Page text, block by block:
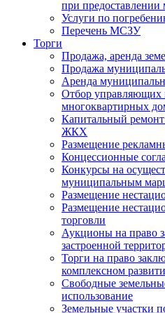
при
Услуги по
Перечень МСЗУ
Торги
Продажа, аренда
Продажа
Аренда
Отбор управляющих
многоквартирных
Капитальный ремонт
ЖКХ
Размещение
Концессионные
Конкурсы на
муниципальным
Размещение
Размещение
торговли
Аукционы на право
застроенной
Торги на право
комплексном
Свободные
использование
Земельные участки